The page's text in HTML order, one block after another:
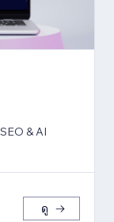
& AI
ดู